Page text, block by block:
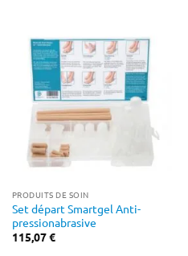
PRODUITS DE SOIN
Set départ Smartgel Anti-
pressionabrasive
115,07€